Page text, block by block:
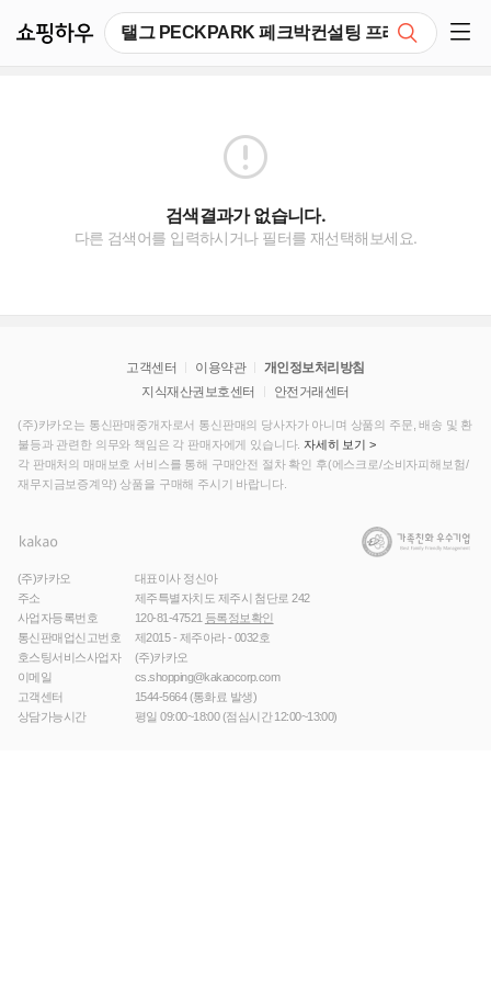
검색결과가 없습니다.
다른 검색어를 입력하시거나 필터를 재선택해보세요.
고객센터 이용약관
개인정보처리방침
지식재산권보호센터
안전거래센터
(주)카카오는 통신판매중개자로서 통신판매의 당사자가 아니며 상품의 주문, 배송 및 환
불등과 관련한 의무와 책임은 각 판매자에게 있습니다. 자세히 보기 >
각 판매처의 매매보호 서비스를 통해 구매안전 절차 확인 후(에스크로/소비자피해보험/
재무지금보증계약) 상품을 구매해 주시기 바랍니다.
(주)카카오
대표이사 정신아
주소
제주특별자치도 제주시 첨단로 242
사업자등록번호
120-81-47521 등록정보확인
통신판매업신고번호
제2015 - 제주아라 - 0032호
호스팅서비스사업자
(주)카카오
이메일
cs.shopping@kakaocorp.com
고객센터
1544-5664(통화료 발생)
상담가능시간
평일 09:00~18:00 (점심시간 12:00~13:00)